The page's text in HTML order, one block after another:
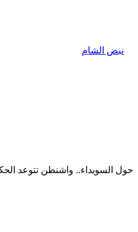
حول السويداء.. واشنطن تتوعد